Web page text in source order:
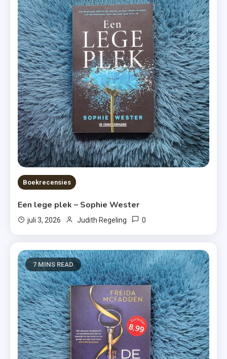
Boekrecensies
Een lege plek – Sophie Wester
juli 3, 2026 Judith Regeling 0
7 MINS READ